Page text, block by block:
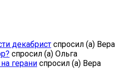
декабрист спросил (а) Вера
спросил (а) Ольга
герани спросил (а) Вера